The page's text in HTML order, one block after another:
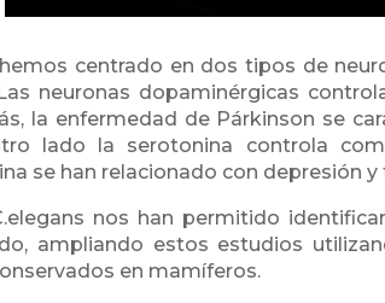
centrado en dos tipos de
neuronas dopaminérgicas
la enfermedad de Párkinson se
lado la serotonina controla
se han relacionado con depresión
nos han permitido
ampliando estos estudios
en mamíferos.